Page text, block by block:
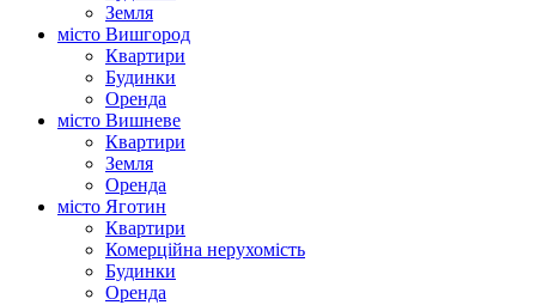
Земля
місто Вишгород
Квартири
Будинки
Оренда
місто Вишневе
Квартири
Земля
Оренда
місто Яготин
Квартири
Комерційна нерухомість
Будинки
Оренда